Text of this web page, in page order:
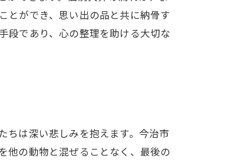
とができ、思い出の品と共に納骨す
段であり、心の整理を助ける大切な
ちは深い悲しみを抱えます。今治市
他の動物と混ぜることなく、最後の